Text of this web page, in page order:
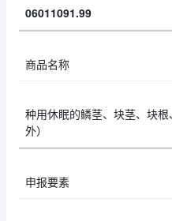
06011091.99
商品名称
种用休眠的鳞茎、块茎、块
外）
申报要素